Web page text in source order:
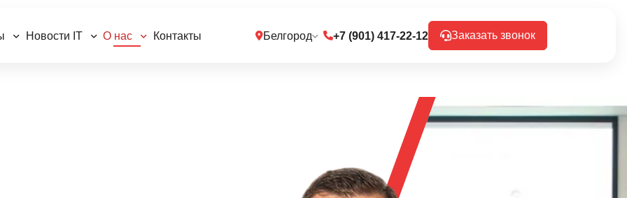
Новости IT О нас Контакты Белгород +7 (901) 417-22-12 Заказать звонок